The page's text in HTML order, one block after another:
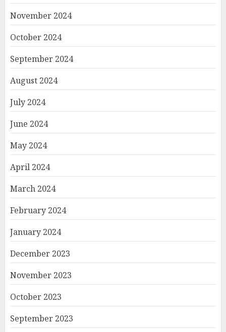
November 2024
October 2024
September 2024
August 2024
July 2024
June 2024
May 2024
April 2024
March 2024
February 2024
January 2024
December 2023
November 2023
October 2023
September 2023